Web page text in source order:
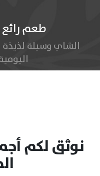
طعم
الشاي وسيلة
نوثق لكم